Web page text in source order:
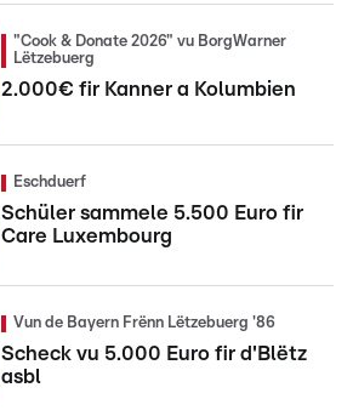
"Cook & Donate 2026" vu BorgWarner
Lëtzebuerg
2.000€ fir Kanner a Kolumbien
Eschduerf
Schüler sammele 5.500 Euro fir
Care Luxembourg
Vun de Bayern Frënn Lëtzebuerg '86
Scheck vu 5.000 Euro fir d'Blëtz
asbl